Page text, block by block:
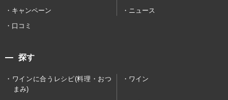
キャンペーン
ニュース
口コミ
探す
ワインに合うレシピ(料理・おつ
まみ)
ワイン